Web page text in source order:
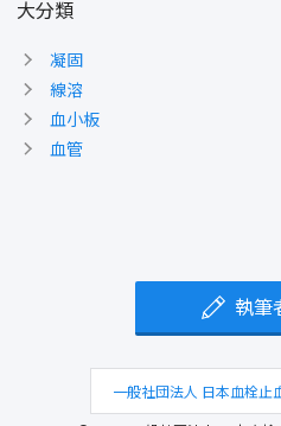
大分類
凝固
線溶
血小板
血管
執筆
一般社団法人 日本血栓止